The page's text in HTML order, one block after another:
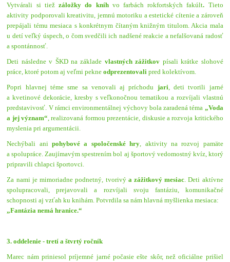
Vytvárali si tiežzáložky do kníh vo farbách rokfortských fakúlt. Tieto
aktivity podporovali kreativitu, jemnú motoriku a estetické cítenie a zároveň
prepájali tému mesiaca s konkrétnym čítaným knižným titulom. Akcia mala
u detí veľký úspech, o čom svedčili ich nadšené reakcie a nefalšovaná radosť
a spontánnosť.
Deti následne v ŠKD na základe vlastných zážitkov písali krátke slohové
práce, ktoré potom aj veľmi pekneodprezentovalipred kolektívom.
Popri hlavnej téme sme sa venovali aj príchodu jari , deti tvorili jarné
a kvetinové dekorácie, kresby s veľkonočnou tematikou a rozvíjali vlastnú
predstavivosť. V rámci environmentálnej výchovy bola zaradená téma „Voda
a jej význam“ , realizovaná formou prezentácie, diskusie a rozvoja kritického
myslenia pri argumentácii.
Nechýbali anipohybové a spoločenské hry , aktivity na rozvoj pamäte
a spolupráce. Zaujímavým spestrením bol aj športový vedomostný kvíz, ktorý
pripravili chlapci športovci.
Za nami jemimoriadne podnetný, tvorivý a zážitkovýmesiac . Deti aktívne
spolupracovali, prejavovali a rozvíjali svoju fantáziu, komunikačné
schopnosti aj vzťah ku knihám. Potvrdila sa nám hlavná myšlienka mesiaca:
„Fantázia nemá hranice.“
3. oddelenie - tretí a štvrtý ročník
Marec nám priniesol príjemné jarné počasie ešte skôr, než oficiálne prišiel